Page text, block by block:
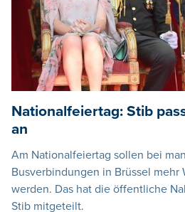
Nationalfeiertag: Stib
an
Am Nationalfeiertag sollen bei
Busverbindungen in Brüssel mehr
werden. Das hat die öffentliche
Stib mitgeteilt.